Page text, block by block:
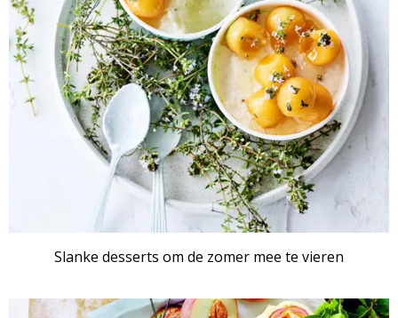
Slanke desserts om de zomer mee te vieren